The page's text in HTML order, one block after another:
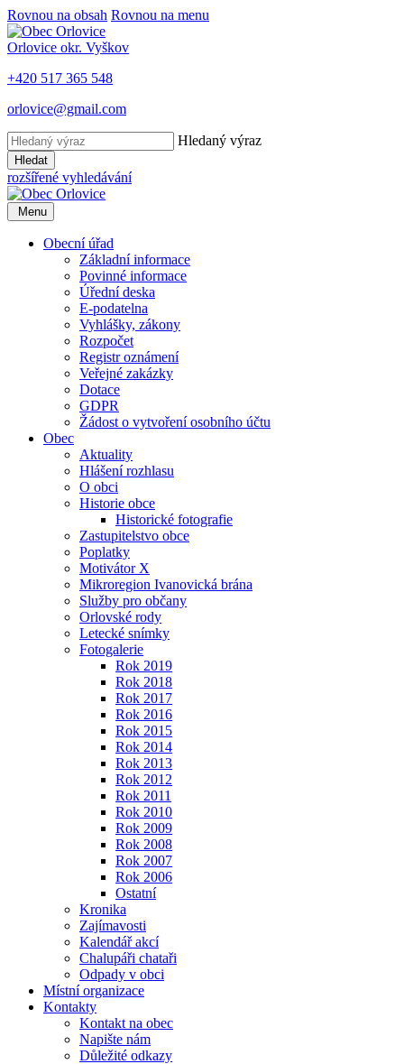
Rovnou na obsah Rovnou na menu
Orlovice okr. Vyškov
+420 517 365 548
orlovice@gmail.com
Hledaný výraz
Hledat
rozšířené vyhledávání
Menu
Obecní úřad
Základní informace
Povinné informace
Úřední deska
E-podatelna
Vyhlášky, zákony
Rozpočet
Registr oznámení
Veřejné zakázky
Dotace
GDPR
Žádost o vytvoření osobního účtu
Obec
Aktuality
Hlášení rozhlasu
O obci
Historie obce
Historické fotografie
Zastupitelstvo obce
Poplatky
Motivátor X
Mikroregion Ivanovická brána
Služby pro občany
Orlovské rody
Letecké snímky
Fotogalerie
Rok 2019
Rok 2018
Rok 2017
Rok 2016
Rok 2015
Rok 2014
Rok 2013
Rok 2012
Rok 2011
Rok 2010
Rok 2009
Rok 2008
Rok 2007
Rok 2006
Ostatní
Kronika
Zajímavosti
Kalendář akcí
Chalupáři chataři
Odpady v obci
Místní organizace
Kontakty
Kontakt na obec
Napište nám
Důležité odkazy